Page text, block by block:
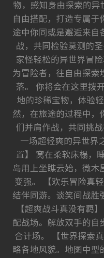
物，感知身由探索的异
自由搭配，打造专属于
途中你同或是邂逅来自
战，共同检验莫测的
家怪轻松的异世界冒
为冒险者，往自由探索
落。 你将会在这里拨
地的珍稀宝物，体验
然，在旅途的过程中，
们并肩作战，共同挑
一场超轻爽的异世界
置】 窝在柔软床榻，
岛用上坐瞧云始，微木
变强。 【欢乐冒险真
结伴同游。谈笑间战胜
【超爽战斗真没有羁
配战场。解放双手的自
合计场。 【世界探索
略各地风貌。地图中型